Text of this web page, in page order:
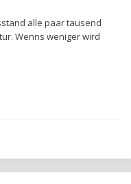
alle paar tausend
Wenns weniger wird